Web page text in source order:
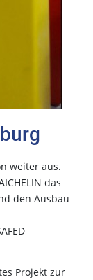
weiter aus.
das
den Ausbau
Projekt zur